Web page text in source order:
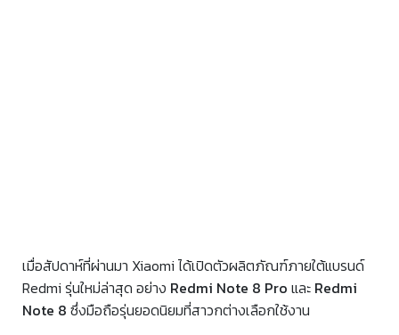
เมื่อสัปดาห์ที่ผ่านมา Xiaomi ได้เปิดตัวผลิตภัณฑ์ภายใต้แบรนด์
Redmi รุ่นใหม่ล่าสุด อย่าง Redmi Note 8 Pro และ Redmi
Note 8 ซึ่งมือถือรุ่นยอดนิยมที่สาวกต่างเลือกใช้งาน